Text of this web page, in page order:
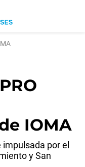
IOMA
por el
y San